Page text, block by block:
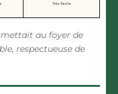
Très facile
au foyer de
respectueuse de